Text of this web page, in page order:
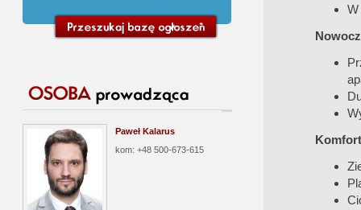
Paweł Kalarus
kom: +48 500-673-615
W